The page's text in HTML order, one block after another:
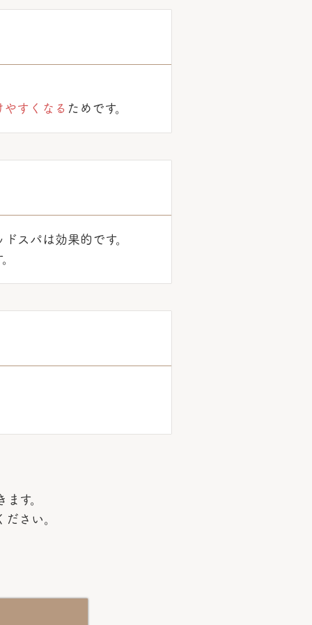
すくなる ためです。
スパは効果的です。
す。
さい。